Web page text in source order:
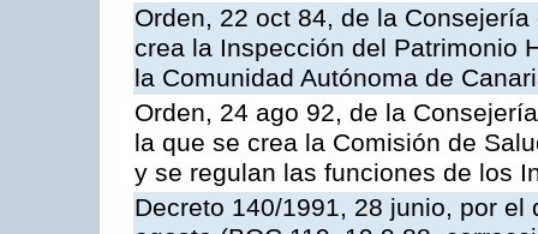
Orden, 22 oct 84, de la
crea la Inspección del Patrimonio
la Comunidad Autónoma de
Orden, 24 ago 92, de la
la que se crea la Comisión de
y se regulan las funciones de los
Decreto 140/1991, 28 junio, por